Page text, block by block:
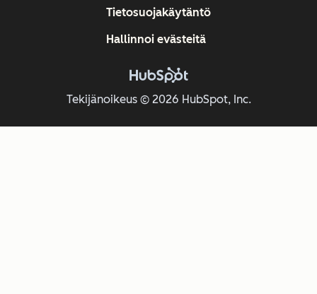
Tekijänoikeus © 2026 HubSpot, Inc.
Tietosuojakäytäntö
Hallinnoi evästeitä